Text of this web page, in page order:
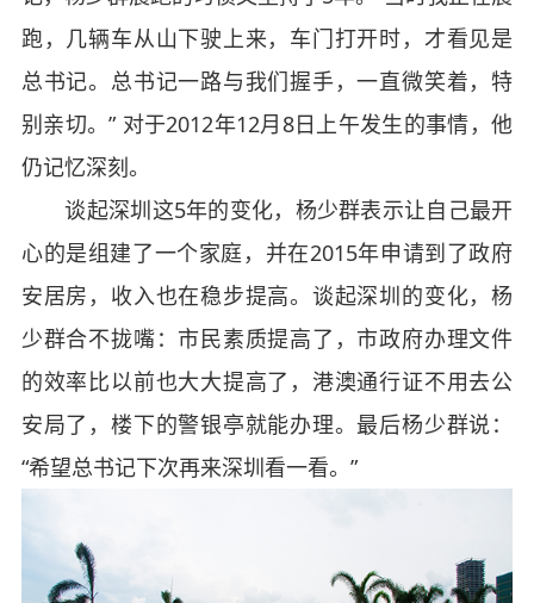
跑，几辆车从山下驶上来，车门打开时，才看见是
总书记。总书记一路与我们握手，一直微笑着，特
别亲切。” 对于2012年12月8日上午发生的事情，他
仍记忆深刻。
谈起深圳这5年的变化，杨少群表示让自己最开
心的是组建了一个家庭，并在2015年申请到了政府
安居房，收入也在稳步提高。谈起深圳的变化，杨
少群合不拢嘴：市民素质提高了，市政府办理文件
的效率比以前也大大提高了，港澳通行证不用去公
安局了，楼下的警银亭就能办理。最后杨少群说：
“希望总书记下次再来深圳看一看。”